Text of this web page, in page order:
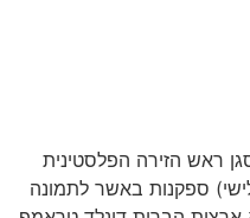
ראש הזירה הפלסטינית
ספקנות באשר לתמונה